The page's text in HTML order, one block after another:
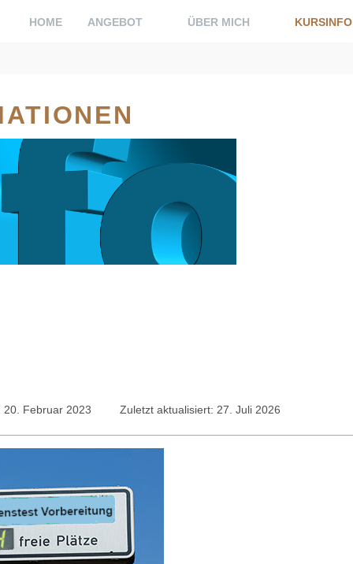
HOME ANGEBOT ÜBER MICH KURSINFO
20. Februar 2023 Zuletzt aktualisiert: 27. Juli 2026